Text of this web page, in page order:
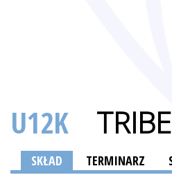
U12K
SKŁAD TERMINARZ